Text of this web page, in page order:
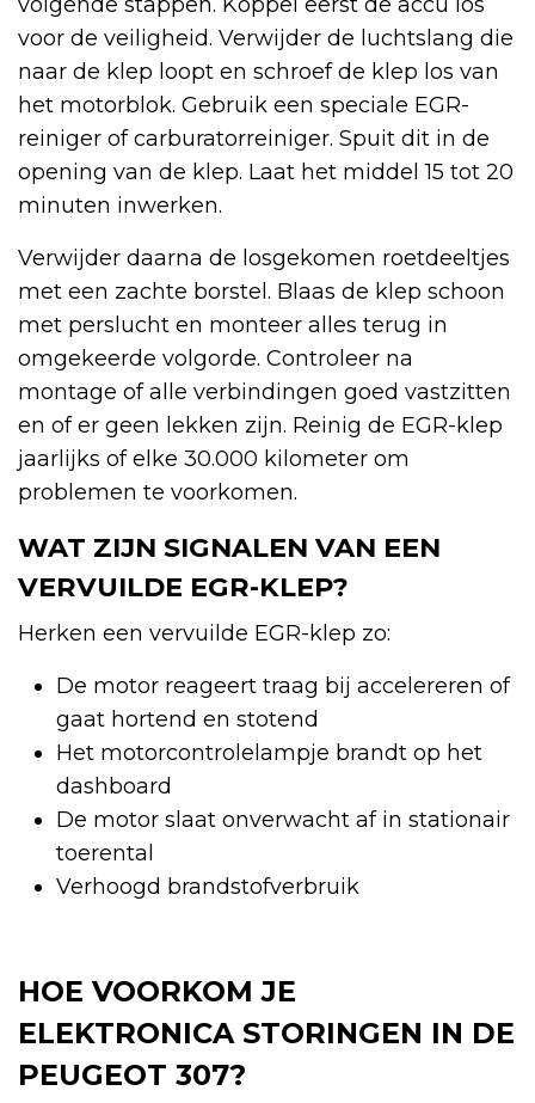
voor de veiligheid. Verwijder de luchtslang die
naar de klep loopt en schroef de klep los van
het motorblok. Gebruik een speciale EGR-
reiniger of carburatorreiniger. Spuit dit in de
opening van de klep. Laat het middel 15 tot 20
minuten inwerken.
Verwijder daarna de losgekomen roetdeeltjes
met een zachte borstel. Blaas de klep schoon
met perslucht en monteer alles terug in
omgekeerde volgorde. Controleer na
montage of alle verbindingen goed vastzitten
en of er geen lekken zijn. Reinig de EGR-klep
jaarlijks of elke 30.000 kilometer om
problemen te voorkomen.
WAT ZIJN SIGNALEN VAN EEN
VERVUILDE EGR-KLEP?
Herken een vervuilde EGR-klep zo:
De motor reageert traag bij accelereren of
gaat hortend en stotend
Het motorcontrolelampje brandt op het
dashboard
De motor slaat onverwacht af in stationair
toerental
Verhoogd brandstofverbruik
HOE VOORKOM JE
ELEKTRONICA STORINGEN IN DE
PEUGEOT 307?